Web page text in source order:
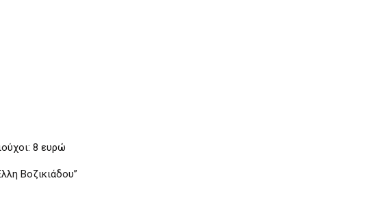
8 ευρώ
Βοζικιάδου”